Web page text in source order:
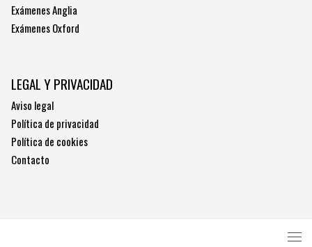
Exámenes Anglia
Exámenes Oxford
LEGAL Y PRIVACIDAD
Aviso legal
Política de privacidad
Política de cookies
Contacto